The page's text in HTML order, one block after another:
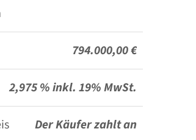
794.000,00 €
2,975 % inkl. 19% MwSt.
Der Käufer zahlt an